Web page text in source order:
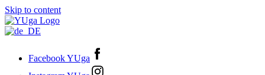
Skip to content
Facebook YUga